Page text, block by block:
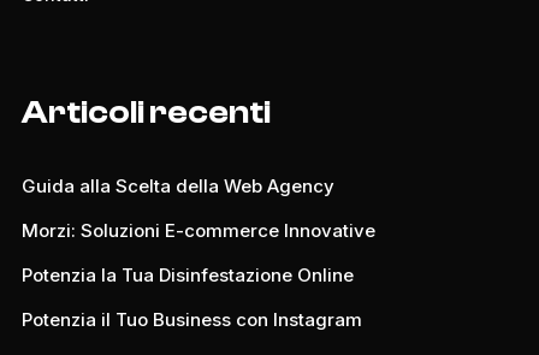
Articoli recenti
Guida alla Scelta della Web Agency
Morzi: Soluzioni E-commerce Innovative
Potenzia la Tua Disinfestazione Online
Potenzia il Tuo Business con Instagram